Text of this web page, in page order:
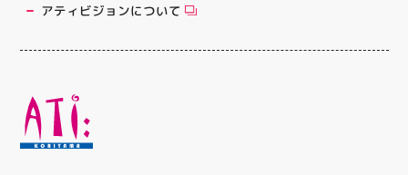
アティビジョンについて